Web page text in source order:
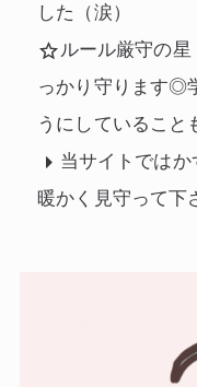
した（涙）
ルール厳守の
っかり守ります◎
うにしていること
当サイトではか
暖かく見守って下